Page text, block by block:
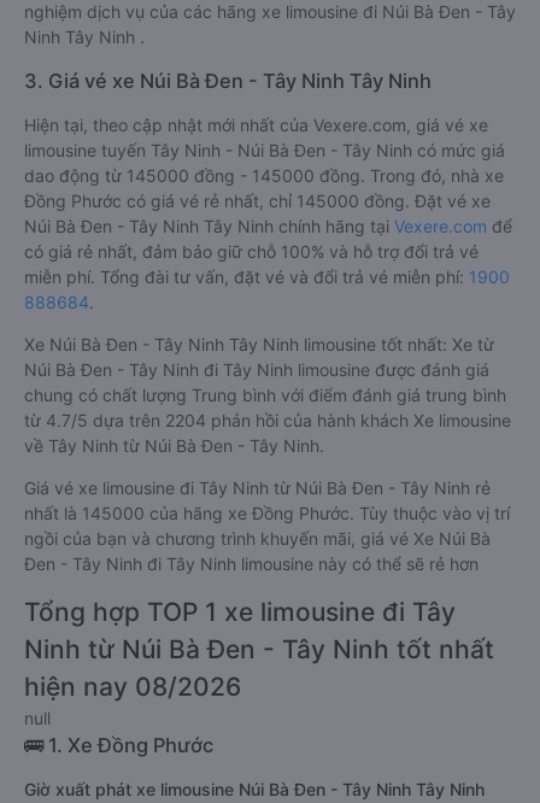
nghiệm dịch vụ của các hãng xe limousine đi Núi Bà Đen - Tây
Ninh Tây Ninh .
3. Giá vé xe Núi Bà Đen - Tây Ninh Tây Ninh
Hiện tại, theo cập nhật mới nhất của Vexere.com, giá vé xe
limousine tuyến Tây Ninh - Núi Bà Đen - Tây Ninh có mức giá
dao động từ 145000 đồng - 145000 đồng. Trong đó, nhà xe
Đồng Phước có giá vé rẻ nhất, chỉ 145000 đồng. Đặt vé xe
Núi Bà Đen - Tây Ninh Tây Ninh chính hãng tại Vexere.com để
có giá rẻ nhất, đảm bảo giữ chỗ 100% và hỗ trợ đổi trả vé
miễn phí. Tổng đài tư vấn, đặt vé và đổi trả vé miễn phí: 1900
888684.
Xe Núi Bà Đen - Tây Ninh Tây Ninh limousine tốt nhất: Xe từ
Núi Bà Đen - Tây Ninh đi Tây Ninh limousine được đánh giá
chung có chất lượng Trung bình với điểm đánh giá trung bình
từ 4.7/5 dựa trên 2204 phản hồi của hành khách Xe limousine
về Tây Ninh từ Núi Bà Đen - Tây Ninh.
Giá vé xe limousine đi Tây Ninh từ Núi Bà Đen - Tây Ninh rẻ
nhất là 145000 của hãng xe Đồng Phước. Tùy thuộc vào vị trí
ngồi của bạn và chương trình khuyến mãi, giá vé Xe Núi Bà
Đen - Tây Ninh đi Tây Ninh limousine này có thể sẽ rẻ hơn
Tổng hợp TOP 1 xe limousine đi Tây
Ninh từ Núi Bà Đen - Tây Ninh tốt nhất
hiện nay 08/2026
null
🚌 1. Xe Đồng Phước
Giờ xuất phát xe limousine Núi Bà Đen - Tây Ninh Tây Ninh